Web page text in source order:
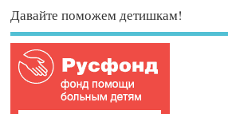
Давайте поможем детишкам!